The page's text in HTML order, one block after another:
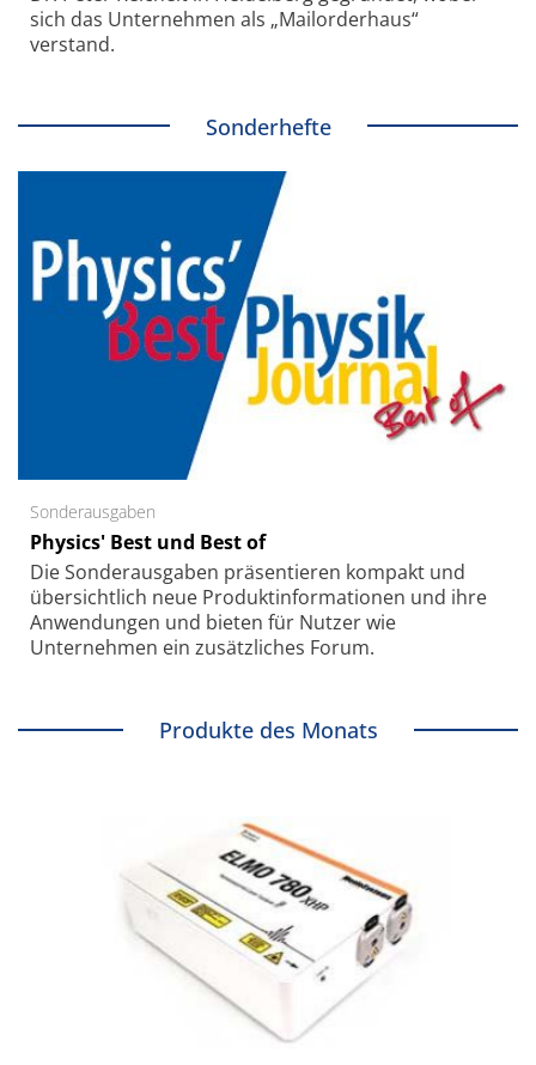
sich das Unternehmen als „Mailorderhaus“
verstand.
Sonderhefte
Sonderausgaben
Physics' Best und Best of
Die Sonder­ausgaben präsentieren kompakt und
übersichtlich neue Produkt­informationen und ihre
Anwendungen und bieten für Nutzer wie
Unternehmen ein zusätzliches Forum.
Produkte des Monats